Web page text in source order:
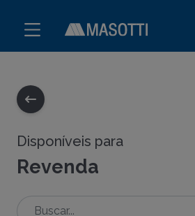
Disponíveis para
Revenda